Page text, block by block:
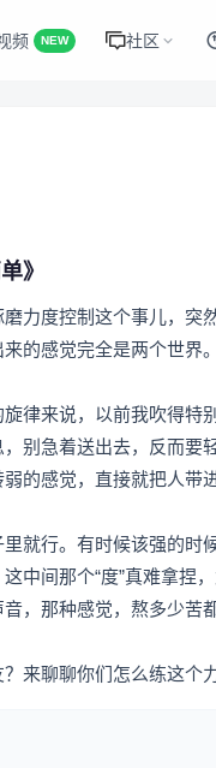
频 NEW 社区
》
力度控制这个事儿，
的感觉完全是两个世界。
律来说，以前我吹得特
别急着送出去，反而要
的感觉，直接就把人带
就行。有时候该强的
中间那个“度”真难拿捏
，那种感觉，熬多少苦都
来聊聊你们怎么练这个力